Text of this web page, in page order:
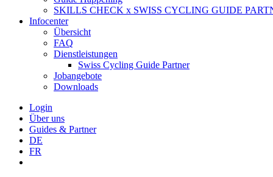
SKILLS CHECK x SWISS CYCLING GUIDE
Infocenter
Übersicht
FAQ
Dienstleistungen
Swiss Cycling Guide Partner
Jobangebote
Downloads
Login
Über uns
Guides & Partner
DE
FR